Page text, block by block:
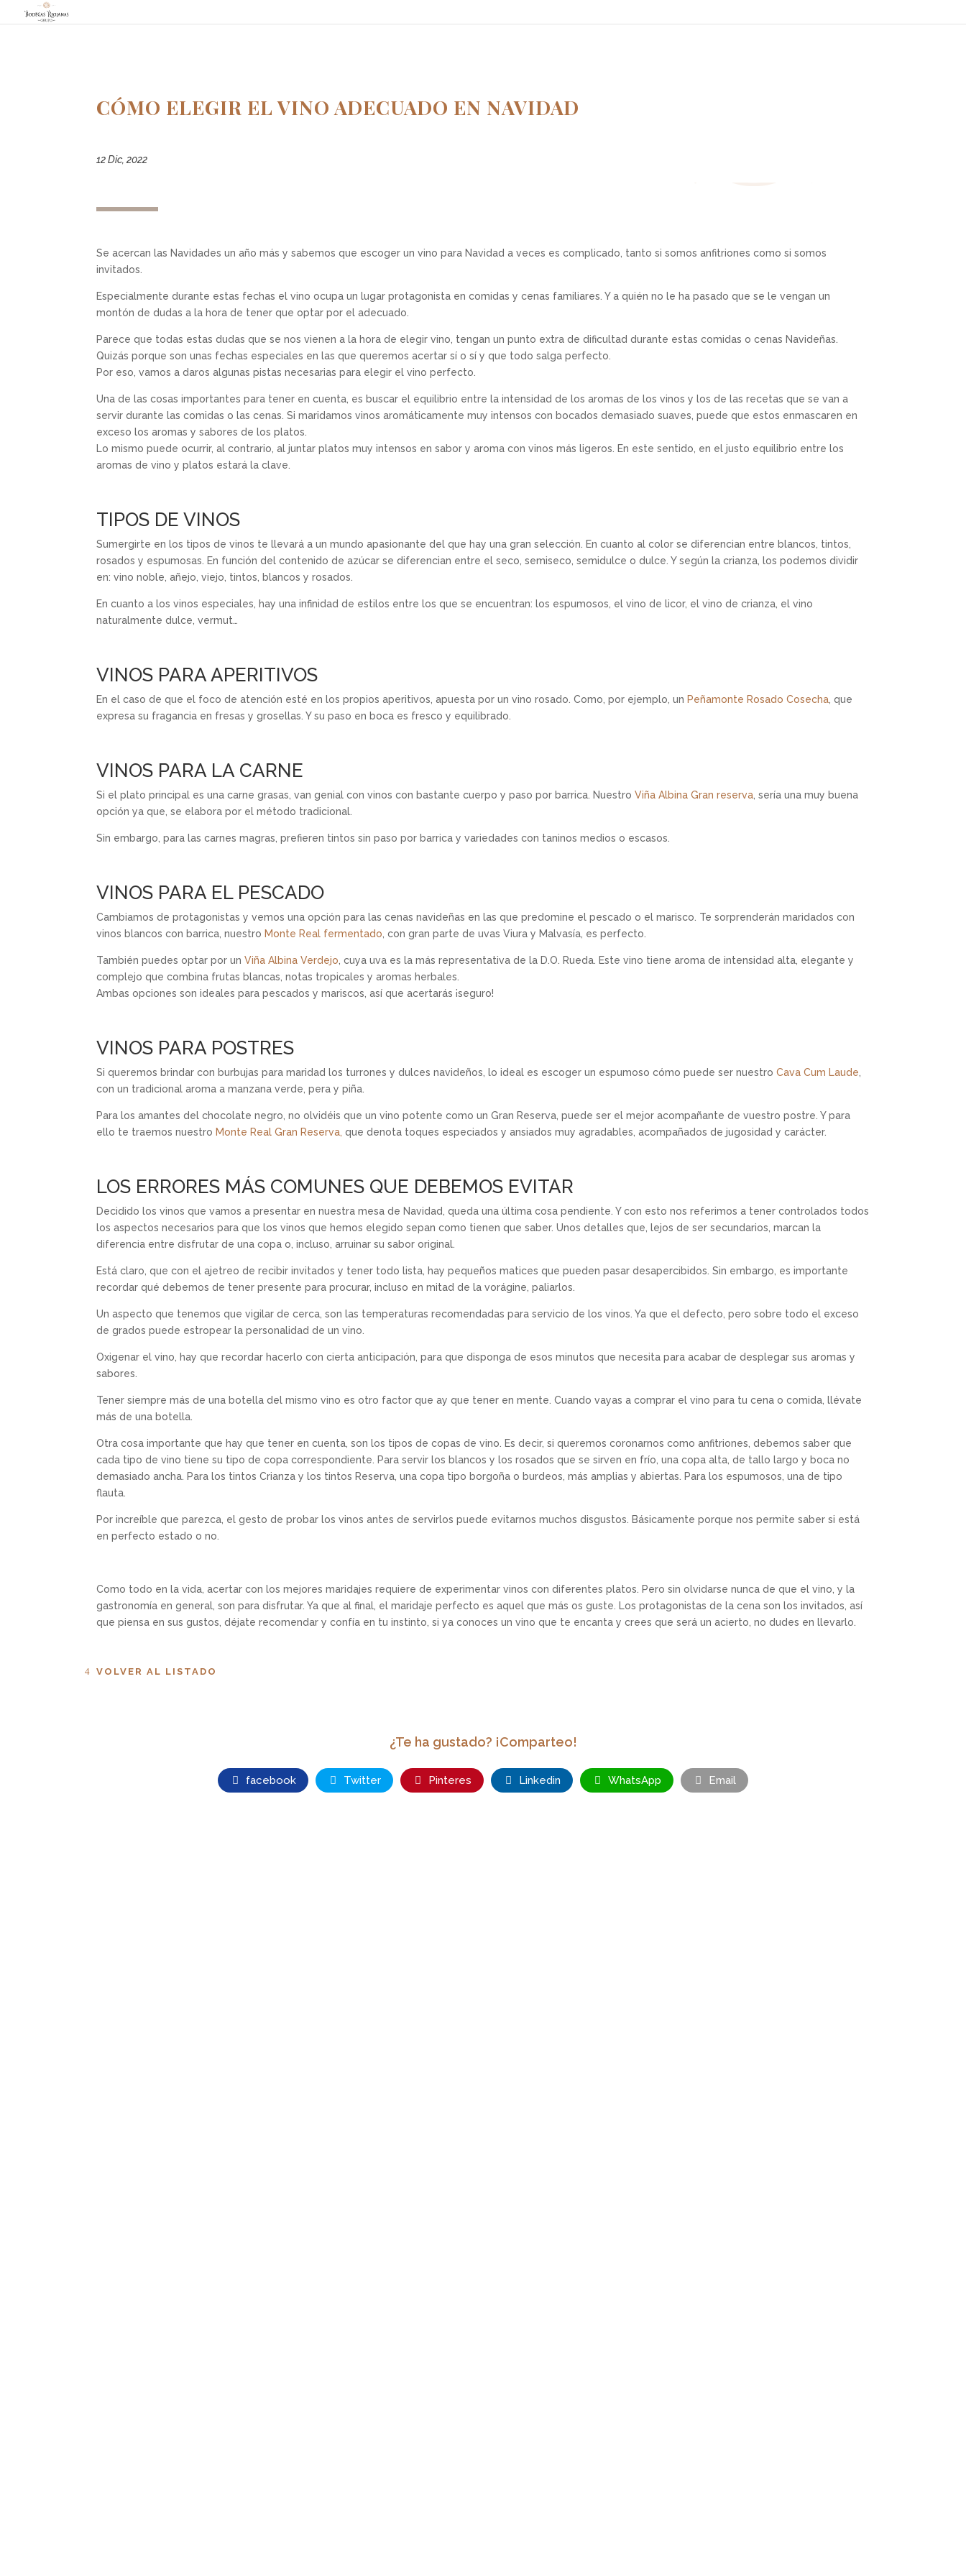
CÓMO ELEGIR EL VINO ADECUADO EN NAVIDAD
12 Dic, 2022
Se acercan las Navidades un año más y sabemos que escoger un vino para Navidad a veces es complicado, tanto si somos anfitriones como si somos
invitados.
Especialmente durante estas fechas el vino ocupa un lugar protagonista en comidas y cenas familiares. Y a quién no le ha pasado que se le vengan un
montón de dudas a la hora de tener que optar por el adecuado.
Parece que todas estas dudas que se nos vienen a la hora de elegir vino, tengan un punto extra de dificultad durante estas comidas o cenas Navideñas.
Quizás porque son unas fechas especiales en las que queremos acertar sí o sí y que todo salga perfecto.
Por eso, vamos a daros algunas pistas necesarias para elegir el vino perfecto.
Una de las cosas importantes para tener en cuenta, es buscar el equilibrio entre la intensidad de los aromas de los vinos y los de las recetas que se van a
servir durante las comidas o las cenas. Si maridamos vinos aromáticamente muy intensos con bocados demasiado suaves, puede que estos enmascaren en
exceso los aromas y sabores de los platos.
Lo mismo puede ocurrir, al contrario, al juntar platos muy intensos en sabor y aroma con vinos más ligeros. En este sentido, en el justo equilibrio entre los
aromas de vino y platos estará la clave.
TIPOS DE VINOS
Sumergirte en los tipos de vinos te llevará a un mundo apasionante del que hay una gran selección. En cuanto al color se diferencian entre blancos, tintos,
rosados y espumosas. En función del contenido de azúcar se diferencian entre el seco, semiseco, semidulce o dulce. Y según la crianza, los podemos dividir
en: vino noble, añejo, viejo, tintos, blancos y rosados.
En cuanto a los vinos especiales, hay una infinidad de estilos entre los que se encuentran: los espumosos, el vino de licor, el vino de crianza, el vino
naturalmente dulce, vermut…
VINOS PARA APERITIVOS
En el caso de que el foco de atención esté en los propios aperitivos, apuesta por un vino rosado. Como, por ejemplo, un Peñamonte Rosado Cosecha , que
expresa su fragancia en fresas y grosellas. Y su paso en boca es fresco y equilibrado.
VINOS PARA LA CARNE
Si el plato principal es una carne grasas, van genial con vinos con bastante cuerpo y paso por barrica. NuestroViña Albina Gran reserva , sería una muy buena
opción ya que, se elabora por el método tradicional.
Sin embargo, para las carnes magras, prefieren tintos sin paso por barrica y variedades con taninos medios o escasos.
VINOS PARA EL PESCADO
Cambiamos de protagonistas y vemos una opción para las cenas navideñas en las que predomine el pescado o el marisco. Te sorprenderán maridados con
vinos blancos con barrica, nuestro Monte Real fermentado , con gran parte de uvas Viura y Malvasía, es perfecto.
También puedes optar por unViña Albina Verdejo , cuya uva es la más representativa de la D.O. Rueda. Este vino tiene aroma de intensidad alta, elegante y
complejo que combina frutas blancas, notas tropicales y aromas herbales.
Ambas opciones son ideales para pescados y mariscos, así que acertarás ¡seguro!
VINOS PARA POSTRES
Si queremos brindar con burbujas para maridad los turrones y dulces navideños, lo ideal es escoger un espumoso cómo puede ser nuestroCava Cum Laude
con un tradicional aroma a manzana verde, pera y piña.
Para los amantes del chocolate negro, no olvidéis que un vino potente como un Gran Reserva, puede ser el mejor acompañante de vuestro postre. Y para
ello te traemos nuestro Monte Real Gran Reserva, que denota toques especiados y ansiados muy agradables, acompañados de jugosidad y carácter.
LOS ERRORES MÁS COMUNES QUE DEBEMOS EVITAR
Decidido los vinos que vamos a presentar en nuestra mesa de Navidad, queda una última cosa pendiente. Y con esto nos referimos a tener controlados todos
los aspectos necesarios para que los vinos que hemos elegido sepan como tienen que saber. Unos detalles que, lejos de ser secundarios, marcan la
diferencia entre disfrutar de una copa o, incluso, arruinar su sabor original.
Está claro, que con el ajetreo de recibir invitados y tener todo lista, hay pequeños matices que pueden pasar desapercibidos. Sin embargo, es importante
recordar qué debemos de tener presente para procurar, incluso en mitad de la vorágine, paliarlos.
Un aspecto que tenemos que vigilar de cerca, son las temperaturas recomendadas para servicio de los vinos. Ya que el defecto, pero sobre todo el exceso
de grados puede estropear la personalidad de un vino.
Oxigenar el vino, hay que recordar hacerlo con cierta anticipación, para que disponga de esos minutos que necesita para acabar de desplegar sus aromas y
sabores.
Tener siempre más de una botella del mismo vino es otro factor que ay que tener en mente. Cuando vayas a comprar el vino para tu cena o comida, llévate
más de una botella.
Otra cosa importante que hay que tener en cuenta, son los tipos de copas de vino. Es decir, si queremos coronarnos como anfitriones, debemos saber que
cada tipo de vino tiene su tipo de copa correspondiente. Para servir los blancos y los rosados que se sirven en frío, una copa alta, de tallo largo y boca no
demasiado ancha. Para los tintos Crianza y los tintos Reserva, una copa tipo borgoña o burdeos, más amplias y abiertas. Para los espumosos, una de tipo
flauta.
Por increíble que parezca, el gesto de probar los vinos antes de servirlos puede evitarnos muchos disgustos. Básicamente porque nos permite saber si está
en perfecto estado o no.
Como todo en la vida, acertar con los mejores maridajes requiere de experimentar vinos con diferentes platos. Pero sin olvidarse nunca de que el vino, y la
gastronomía en general, son para disfrutar. Ya que al final, el maridaje perfecto es aquel que más os guste. Los protagonistas de la cena son los invitados, así
que piensa en sus gustos, déjate recomendar y confía en tu instinto, si ya conoces un vino que te encanta y crees que será un acierto, no dudes en llevarlo.
VOLVER AL LISTADO
¿Te ha gustado? ¡Comparteo!
facebook Twitter Pinteres Linkedin WhatsApp Email